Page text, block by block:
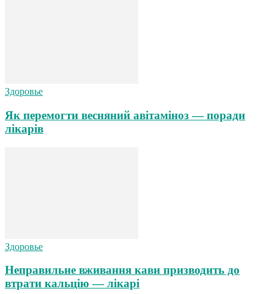
Здоровье
Як перемогти весняний авітаміноз — поради
лікарів
Здоровье
Неправильне вживання кави призводить до
втрати кальцію — лікарі